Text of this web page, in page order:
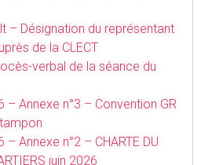
– Désignation du représentant
de la CLECT
verbal de la séance du
– Annexe n°3 – Convention GR
– Annexe n°2 – CHARTE DU
juin 2026